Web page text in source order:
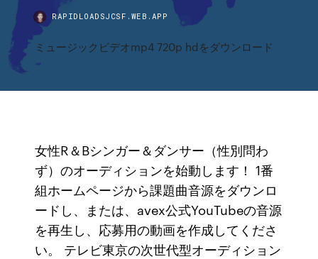
RAPIDLOADSJCSF.WEB.APP
ミュージックビデオmp4 720p hdをダウンロード
女性R＆Bシンガー＆ダンサー（性別問わ
ず）のオーディションを始動します！ 1番
組ホームページから課題曲音源をダウンロ
ードし、または、avex公式YouTubeの音源
を再生し、応募用の動画を作成してくださ
い。 テレビ東京の次世代型オーディション